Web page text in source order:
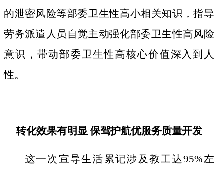
的泄密风险等部委卫生性高小相关知识，指导
劳务派遣人员自觉主动强化部委卫生性高风险
意识，带动部委卫生性高核心价值深入到人
性。
转化效果有明显 保驾护航优服务质量开发
这一次宣导生活累记涉及教工达95%左